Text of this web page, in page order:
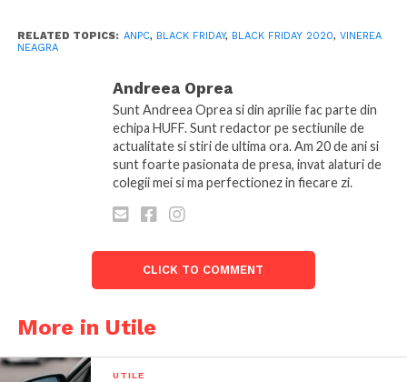
RELATED TOPICS: ANPC, BLACK FRIDAY, BLACK FRIDAY 2020, VINEREA
NEAGRA
Andreea Oprea
Sunt Andreea Oprea si din aprilie fac parte din
echipa HUFF. Sunt redactor pe sectiunile de
actualitate si stiri de ultima ora. Am 20 de ani si
sunt foarte pasionata de presa, invat alaturi de
colegii mei si ma perfectionez in fiecare zi.
CLICK TO COMMENT
More in Utile
UTILE